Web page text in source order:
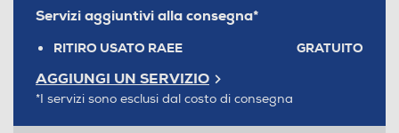
Servizi aggiuntivi alla consegna*
RITIRO USATO RAEE GRATUITO
AGGIUNGI UN SERVIZIO
*I servizi sono esclusi dal costo di consegna